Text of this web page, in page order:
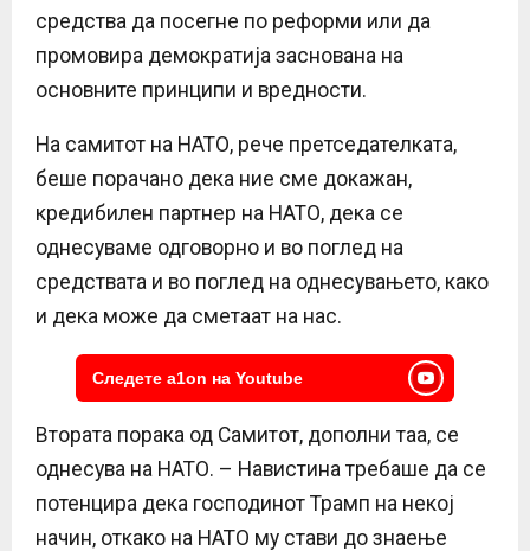
средства да посегне по реформи или да
промовира демократија заснована на
основните принципи и вредности.
На самитот на НАТО, рече претседателката,
беше порачано дека ние сме докажан,
кредибилен партнер на НАТО, дека се
однесуваме одговорно и во поглед на
средствата и во поглед на однесувањето, како
и дека може да сметаат на нас.
Следете a1on на Youtube
Втората порака од Самитот, дополни таа, се
однесува на НАТО. – Навистина требаше да се
потенцира дека господинот Трамп на некој
начин, откако на НАТО му стави до знаење